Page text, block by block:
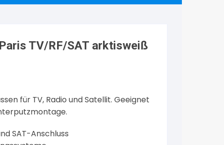
TV/RF/SAT arktisweiß
für TV, Radio und Satellit. Geeignet
SAT-Anschluss